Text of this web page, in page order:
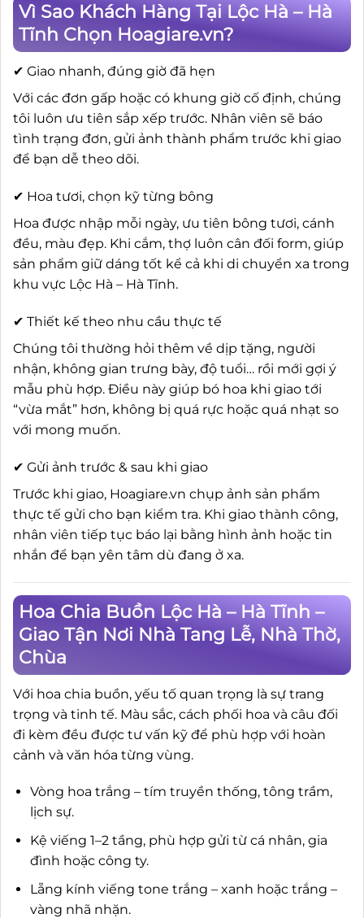
Vì Sao Khách Hàng Tại Lộc Hà – Hà
Tĩnh Chọn Hoagiare.vn?
✔ Giao nhanh, đúng giờ đã hẹn
Với các đơn gấp hoặc có khung giờ cố định, chúng
tôi luôn ưu tiên sắp xếp trước. Nhân viên sẽ báo
tình trạng đơn, gửi ảnh thành phẩm trước khi giao
để bạn dễ theo dõi.
✔ Hoa tươi, chọn kỹ từng bông
Hoa được nhập mỗi ngày, ưu tiên bông tươi, cánh
đều, màu đẹp. Khi cắm, thợ luôn cân đối form, giúp
sản phẩm giữ dáng tốt kể cả khi di chuyển xa trong
khu vực Lộc Hà – Hà Tĩnh.
✔ Thiết kế theo nhu cầu thực tế
Chúng tôi thường hỏi thêm về dịp tặng, người
nhận, không gian trưng bày, độ tuổi… rồi mới gợi ý
mẫu phù hợp. Điều này giúp bó hoa khi giao tới
“vừa mắt” hơn, không bị quá rực hoặc quá nhạt so
với mong muốn.
✔ Gửi ảnh trước & sau khi giao
Trước khi giao, Hoagiare.vn chụp ảnh sản phẩm
thực tế gửi cho bạn kiểm tra. Khi giao thành công,
nhân viên tiếp tục báo lại bằng hình ảnh hoặc tin
nhắn để bạn yên tâm dù đang ở xa.
Hoa Chia Buồn Lộc Hà – Hà Tĩnh –
Giao Tận Nơi Nhà Tang Lễ, Nhà Thờ,
Chùa
Với hoa chia buồn, yếu tố quan trọng là sự trang
trọng và tinh tế. Màu sắc, cách phối hoa và câu đối
đi kèm đều được tư vấn kỹ để phù hợp với hoàn
cảnh và văn hóa từng vùng.
Vòng hoa trắng – tím truyền thống, tông trầm,
lịch sự.
Kệ viếng 1–2 tầng, phù hợp gửi từ cá nhân, gia
đình hoặc công ty.
Lẵng kính viếng tone trắng – xanh hoặc trắng –
vàng nhã nhặn.